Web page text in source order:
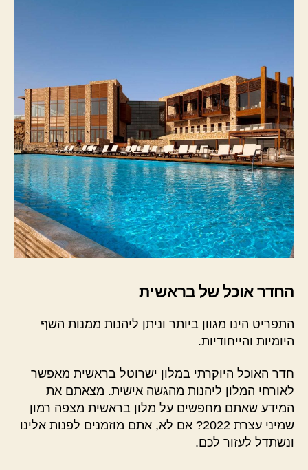
החדר אוכל של בראשית
התפריט הינו מגוון ביותר וניתן ליהנות ממנות השף
היומיות והייחודיות.
חדר האוכל היוקרתי במלון ישרוטל בראשית מאפשר
לאורחי המלון ליהנות מהגשה אישית. מצאתם את
המידע שאתם מחפשים על מלון בראשית מצפה רמון
שמיני עצרת 2022? אם לא, אתם מוזמנים לפנות אלינו
ונשתדל לעזור לכם.